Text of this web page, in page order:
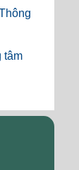
tâm